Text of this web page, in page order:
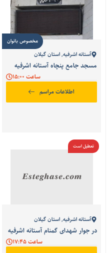
آستانه اشرفیه,استان گیلان
مسجد جامع پنچاه آستانه اشرفیه
ساعت 15:00
اطلاعات مراسم
مخصوص بانوان
تعطیل است
آستانه اشرفیه,استان گیلان
در جوار شهدای گمنام آستانه اشرفیه
ساعت 17:45